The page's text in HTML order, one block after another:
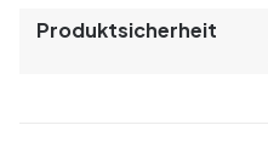
Produktsicherheit